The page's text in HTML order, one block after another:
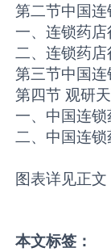
第二节中国
一、连锁药
二、连锁药
第三节中国
第四节 观研
一、中国连
二、中国连
图表详见正文
本文标签：